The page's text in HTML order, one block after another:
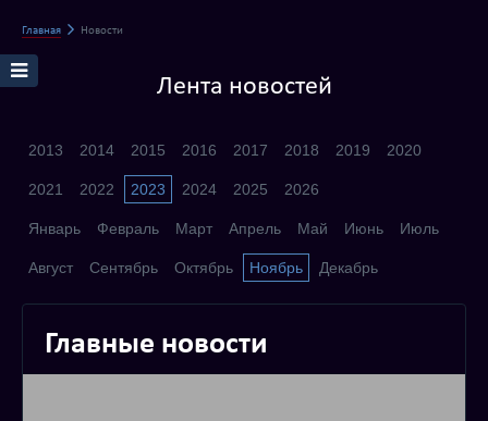
Главная Новости
Лента новостей
2013 2014 2015 2016 2017 2018 2019 2020
2021 2022 2023 2024 2025 2026
Январь Февраль Март Апрель Май Июнь Июль
Август Сентябрь Октябрь Ноябрь Декабрь
Главные новости